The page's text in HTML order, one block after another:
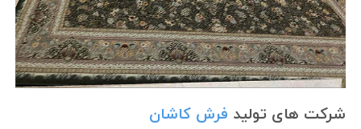
شرکت های تولید فرش کاشان